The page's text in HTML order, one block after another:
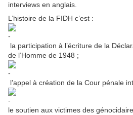
interviews en anglais.
L’histoire de la FIDH c’est :
la participation à l’écriture de la
de l’Homme de 1948 ;
l’appel à création de la Cour pénale
le soutien aux victimes des